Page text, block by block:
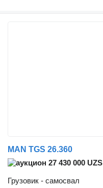
MAN TGS 26.360
27 430 000 UZS
Грузовик - самосвал